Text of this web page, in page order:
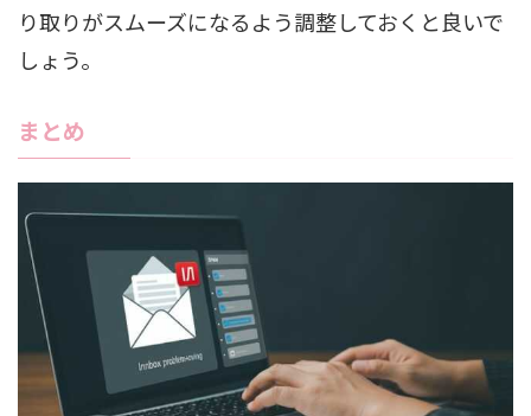
り取りがスムーズになるよう調整しておくと良いで
しょう。
まとめ